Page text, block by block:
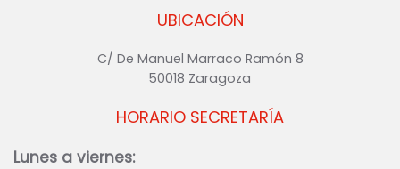
UBICACIÓN
C/ De Manuel Marraco Ramón 8
50018 Zaragoza
HORARIO SECRETARÍA
Lunes a viernes: